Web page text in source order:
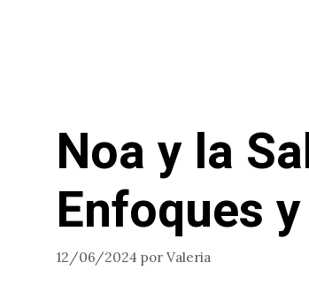
Noa y la
Enfoques
12/06/2024 por Valeria